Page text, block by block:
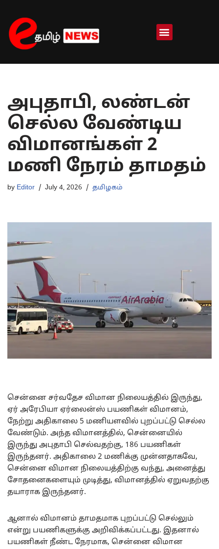
Skip
to
content
அபுதாபி, லண்டன்
செல்ல வேண்டிய
விமானங்கள் 2
மணி நேரம் தாமதம்
by Editor July 4, 2026 தமிழகம்
சென்னை சர்வதேச விமான நிலையத்தில் இருந்து,
ஏர் அரேபியா ஏர்லைன்ஸ் பயணிகள் விமானம்,
நேற்று அதிகாலை 5 மணியளவில் புறப்பட்டு செல்ல
வேண்டும். அந்த விமானத்தில், சென்னையில்
இருந்து அபுதாபி செல்வதற்கு, 186 பயணிகள்
இருந்தனர். அதிகாலை 2 மணிக்கு முன்னதாகவே,
சென்னை விமான நிலையத்திற்கு வந்து, அனைத்து
சோதனைகளையும் முடித்து, விமானத்தில் ஏறுவதற்கு
தயாராக இருந்தனர்.
ஆனால் விமானம் தாமதமாக புறப்பட்டு செல்லும்
என்று பயணிகளுக்கு அறிவிக்கப்பட்டது. இதனால்
பயணிகள் நீண்ட நேரமாக, சென்னை விமான